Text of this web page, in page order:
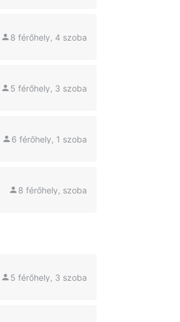
8 férőhely, 4 szoba
5 férőhely, 3 szoba
6 férőhely, 1 szoba
8 férőhely, szoba
5 férőhely, 3 szoba